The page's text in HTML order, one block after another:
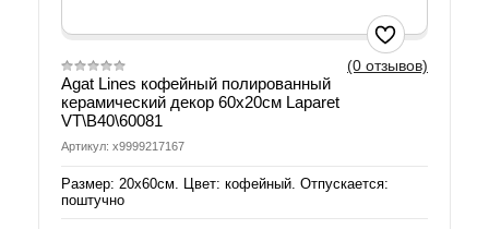
(0 отзывов)
Agat Lines кофейный полированный
керамический декор 60х20см Laparet
VT\B40\60081
Артикул: х9999217167
Размер: 20х60см. Цвет: кофейный. Отпускается:
поштучно